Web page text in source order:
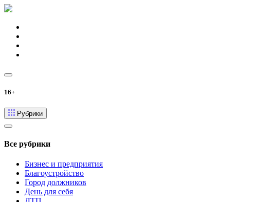
16+
Рубрики
Все рубрики
Бизнес и предприятия
Благоустройство
Город должников
День для себя